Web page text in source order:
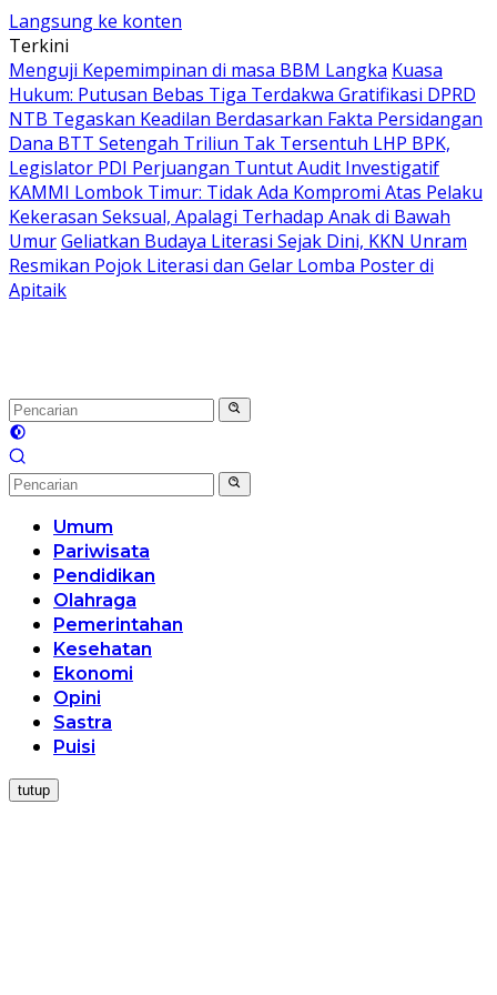
Langsung ke konten
Terkini
Menguji Kepemimpinan di masa BBM Langka Kuasa
Hukum: Putusan Bebas Tiga Terdakwa Gratifikasi DPRD
NTB Tegaskan Keadilan Berdasarkan Fakta Persidangan
Dana BTT Setengah Triliun Tak Tersentuh LHP BPK,
Legislator PDI Perjuangan Tuntut Audit Investigatif
KAMMI Lombok Timur: Tidak Ada Kompromi Atas Pelaku
Kekerasan Seksual, Apalagi Terhadap Anak di Bawah
UmurGeliatkan Budaya Literasi Sejak Dini, KKN Unram
Resmikan Pojok Literasi dan Gelar Lomba Poster di
Apitaik
Umum
Pariwisata
Pendidikan
Olahraga
Pemerintahan
Kesehatan
Ekonomi
Opini
Sastra
Puisi
tutup